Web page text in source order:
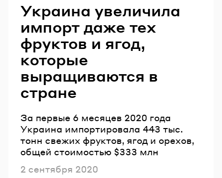
Украина увеличила
импорт даже тех
фруктов и ягод,
которые
выращиваются в
стране
За первые 6 месяцев 2020 года
Украина импортировала 443 тыс.
тонн свежих фруктов, ягод и орехов,
общей стоимостью $333 млн
Опубликовано
2 сентября 2020